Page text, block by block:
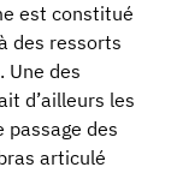
est constitué
des ressorts
Une des
d’ailleurs les
des
articulé